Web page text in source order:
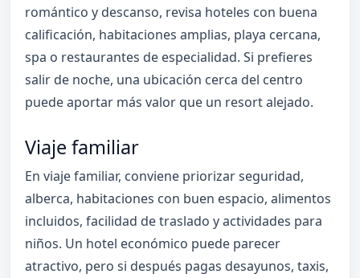
romántico y descanso, revisa hoteles con buena
calificación, habitaciones amplias, playa cercana,
spa o restaurantes de especialidad. Si prefieres
salir de noche, una ubicación cerca del centro
puede aportar más valor que un resort alejado.
Viaje familiar
En viaje familiar, conviene priorizar seguridad,
alberca, habitaciones con buen espacio, alimentos
incluidos, facilidad de traslado y actividades para
niños. Un hotel económico puede parecer
atractivo, pero si después pagas desayunos, taxis,